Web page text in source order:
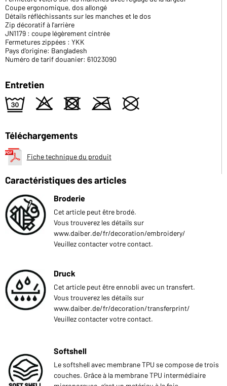
Coupe ergonomique, dos allongé
Détails réfléchissants sur les manches et le dos
Zip décoratif à l'arrière
JN1179 : coupe légèrement cintrée
Fermetures zippées : YKK
Pays d'origine: Bangladesh
Numéro de tarif douanier: 61023090
Entretien
e o d m U
Téléchargements
Fiche technique du produit
Caractéristiques des articles
Broderie
Cet article peut être brodé.
Vous trouverez les détails sur
www.daiber.de/fr/decoration/embroidery/
Veuillez contacter votre contact.
Druck
Cet article peut être ennobli avec un transfert.
Vous trouverez les détails sur
www.daiber.de/fr/decoration/transferprint/
Veuillez contacter votre contact.
Softshell
Le softshell avec membrane TPU se compose de trois
couches. Grâce à la membrane TPU intermédiaire